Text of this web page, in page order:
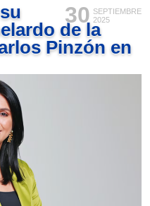
30 SEPTIEMBRE
2025
de la
Pinzón en